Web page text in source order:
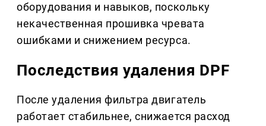
оборудования и навыков, поскольку
некачественная прошивка чревата
ошибками и снижением ресурса.
Последствия удаления DPF
После удаления фильтра двигатель
работает стабильнее, снижается расход